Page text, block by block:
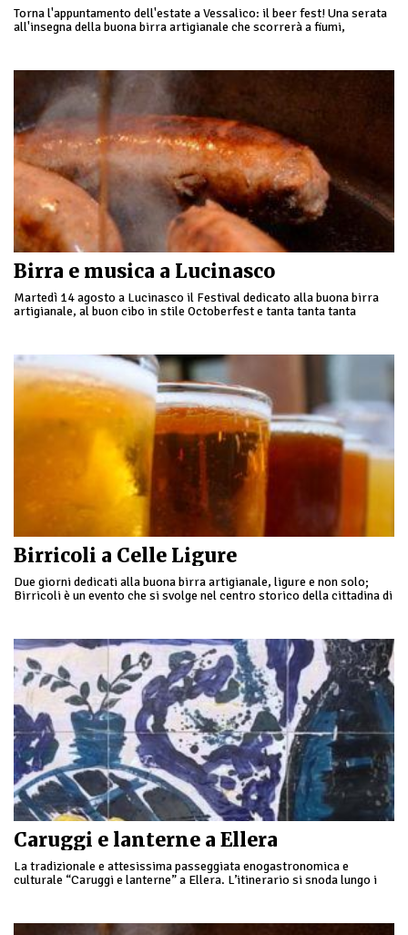
Torna l'appuntamento dell'estate a Vessalico: il beer fest! Una serata
all'insegna della buona birra artigianale che scorrerà a fiumi,
Birra e musica a Lucinasco
Martedì 14 agosto a Lucinasco il Festival dedicato alla buona birra
artigianale, al buon cibo in stile Octoberfest e tanta tanta tanta
Birricoli a Celle Ligure
Due giorni dedicati alla buona birra artigianale, ligure e non solo;
Birricoli è un evento che si svolge nel centro storico della cittadina di
Caruggi e lanterne a Ellera
La tradizionale e attesissima passeggiata enogastronomica e
culturale “Caruggi e lanterne” a Ellera. L’itinerario si snoda lungo i